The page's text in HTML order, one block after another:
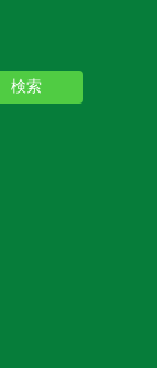
検索